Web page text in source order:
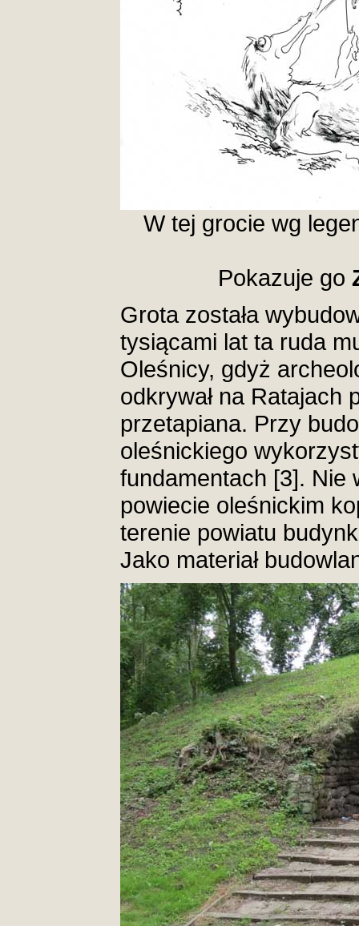
W tej grocie wg
Pokazuje go
Grota została
tysiącami lat ta ruda
Oleśnicy, gdyż
odkrywał na Ratajach
przetapiana. Przy
oleśnickiego
fundamentach [3]. Nie
powiecie oleśnickim
terenie powiatu
Jako materiał